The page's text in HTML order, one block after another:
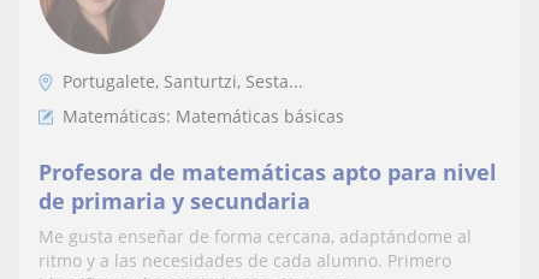
Portugalete, Santurtzi, Sesta...
Matemáticas: Matemáticas básicas
Profesora de matemáticas apto para nivel
de primaria y secundaria
Me gusta enseñar de forma cercana, adaptándome al
ritmo y a las necesidades de cada alumno. Primero